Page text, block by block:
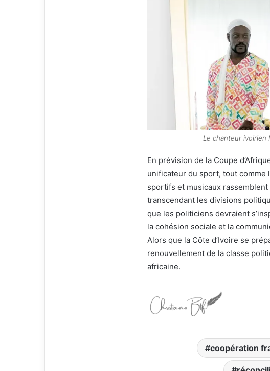
Le chanteur ivoirien
En prévision de la Coupe
unificateur du sport, tout comme
sportifs et musicaux
transcendant les divisions
que les politiciens devraient
la cohésion sociale et la
Alors que la Côte d’Ivoire se
renouvellement de la classe
africaine.
coopération